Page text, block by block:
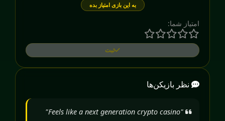
به این بازی امتیاز بده
امتیاز شما:
ثبت
نظر بازیکن‌ها
"Feels like a next generation crypto casino"